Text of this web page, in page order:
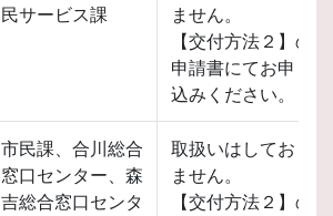
民サービス課
ません。
【交付方法２】の
申請書にてお申し
込みください。
市民課、合川総合
窓口センター、森
吉総合窓口センタ
取扱いはしており
ません。
【交付方法２】の